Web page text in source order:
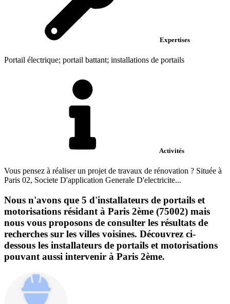
Expertises
Portail électrique; portail battant; installations de portails
Activités
Vous pensez à réaliser un projet de travaux de rénovation ? Située à
Paris 02, Societe D'application Generale D'electricite...
Nous n'avons que 5 d'installateurs de portails et
motorisations résidant à Paris 2ème (75002) mais
nous vous proposons de consulter les résultats de
recherches sur les villes voisines. Découvrez ci-
dessous les installateurs de portails et motorisations
pouvant aussi intervenir à Paris 2ème.